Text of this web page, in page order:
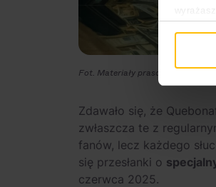
Fot. Materiały prasowe/Sony
Zdawało się, że
zwłaszcza te z
fanów, lecz każdego
się przesłanki o
czerwca 2025.